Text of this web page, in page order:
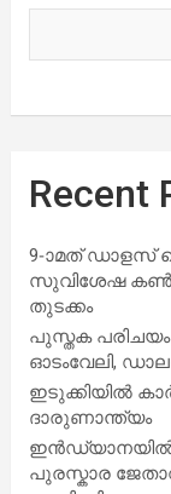
Recent
9-ാമത്
സുവിശേഷ
തുടക്കം
പുസ്തക പരിചയം
ഓടംവേലി,
ഇടുക്കിയിൽ
ദാരുണാന്ത്യം
ഇൻഡ്യാനയിൽ
പുരസ്കാര